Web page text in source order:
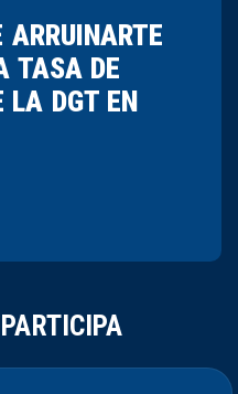
ARRUINARTE
TASA DE
LA DGT EN